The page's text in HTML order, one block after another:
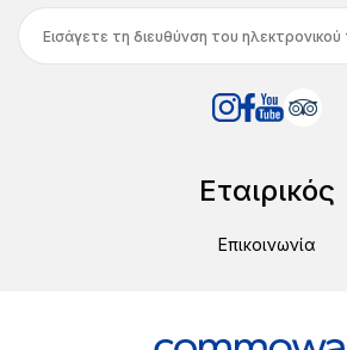
Εταιρικός
Επικοινωνία